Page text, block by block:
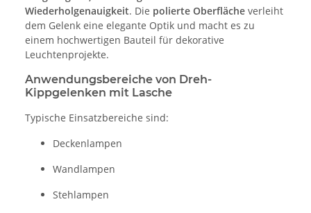
Wiederholgenauigkeit. Die polierte Oberfläche verleiht
dem Gelenk eine elegante Optik und macht es zu
einem hochwertigen Bauteil für dekorative
Leuchtenprojekte.
Anwendungsbereiche von Dreh-
Kippgelenken mit Lasche
Typische Einsatzbereiche sind:
Deckenlampen
Wandlampen
Stehlampen